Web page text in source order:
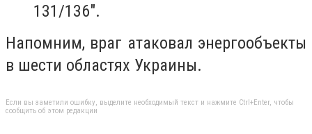
131/136".
Напомним, враг атаковал энергообъекты
в шести областях Украины.
Если вы заметили ошибку, выделите необходимый текст и нажмите Ctrl+Enter, чтобы
сообщить об этом редакции